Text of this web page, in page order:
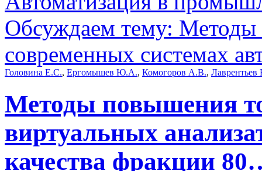
Обсуждаем тему:
современных системах
Головина Е.С., Ергомышев Ю.А., Комогоров А.В.,
Методы повышения
виртуальных
качества фракции